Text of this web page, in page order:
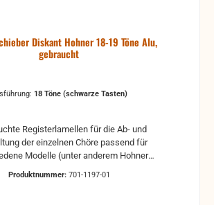
Diskant Hohner 18-19 Töne Alu,
gebraucht
18 Töne (schwarze Tasten)
der einzelnen Chöre passend für
Modelle (unter anderem Hohner
Produktnummer: 701-1197-01